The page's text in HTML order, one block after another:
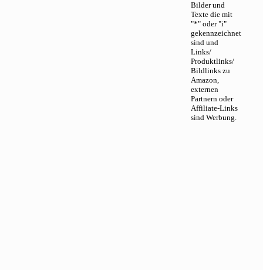
Bilder und
Texte die mit
"*" oder "i"
gekennzeichnet
sind und
Links/
Produktlinks/
Bildlinks zu
Amazon,
externen
Partnern oder
Affiliate-Links
sind Werbung.